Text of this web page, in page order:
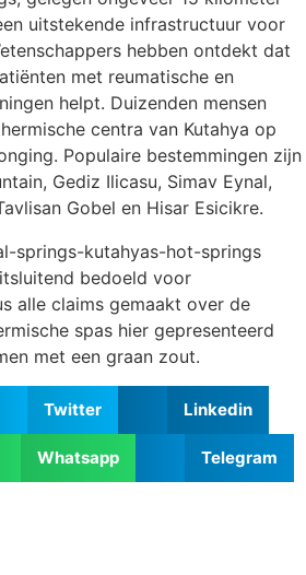
uitstekende infrastructuur voor
hebben ontdekt dat
met reumatische en
helpt. Duizenden mensen
centra van Kutahya op
Populaire bestemmingen zijn
Gediz Ilicasu, Simav Eynal,
Gobel en Hisar Esicikre.
bedoeld voor
alle claims gemaakt over de
spas hier gepresenteerd
met een graan zout.
Twitter Linkedin
Whatsapp Telegram